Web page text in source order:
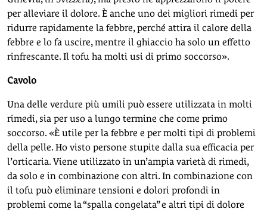
per alleviare il dolore. È anche uno dei migliori rimedi per
ridurre rapidamente la febbre, perché attira il calore della
febbre e lo fa uscire, mentre il ghiaccio ha solo un effetto
rinfrescante. Il tofu ha molti usi di primo soccorso».
Cavolo
Una delle verdure più umili può essere utilizzata in molti
rimedi, sia per uso a lungo termine che come primo
soccorso. «È utile per la febbre e per molti tipi di problemi
della pelle. Ho visto persone stupite dalla sua efficacia per
l’orticaria. Viene utilizzato in un’ampia varietà di rimedi,
da solo e in combinazione con altri. In combinazione con
il tofu può eliminare tensioni e dolori profondi in
problemi come la “spalla congelata” e altri tipi di dolore